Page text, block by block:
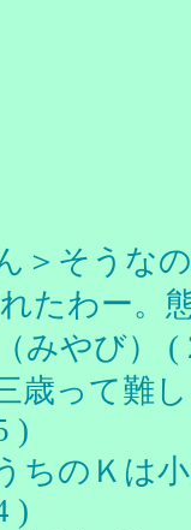
＞そうな
たわー。
みやび） (
歳って難
)
ちのＫは
)